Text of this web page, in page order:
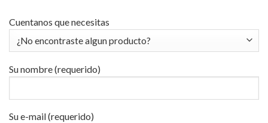
Cuentanos que necesitas
Su nombre (requerido)
Su e-mail (requerido)